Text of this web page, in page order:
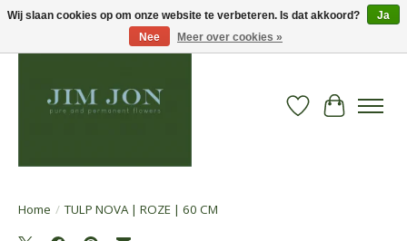
Verlanglijst
Home / TULP NOVA | ROZE | 60 CM
Wij slaan cookies op om onze website te verbeteren. Is dat akkoord?
Ja
Nee
Meer over cookies »